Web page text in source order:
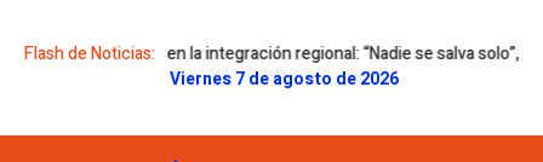
Flash de Noticias:
hincapié en la integración regional: “Nadie se salva solo”, dijo
El
Viernes 7 de agosto de 2026